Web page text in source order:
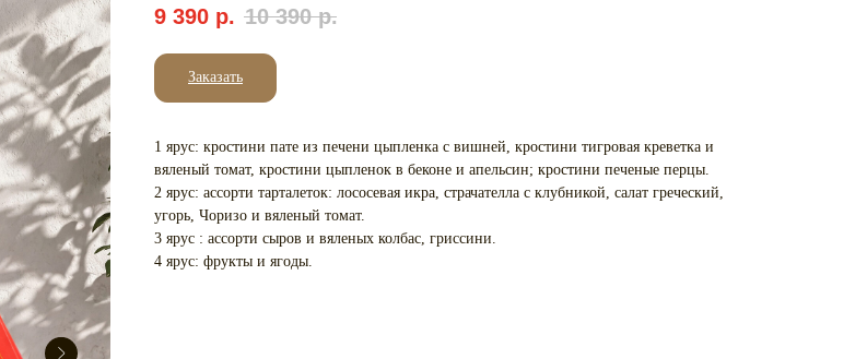
9 390 р. 10 390 р.
Заказать
1 ярус: кростини пате из печени цыпленка с вишней, кростини тигровая креветка и
вяленый томат, кростини цыпленок в беконе и апельсин; кростини печеные перцы.
2 ярус: ассорти тарталеток: лососевая икра, страчателла с клубникой, салат греческий,
угорь, Чоризо и вяленый томат.
3 ярус : ассорти сыров и вяленых колбас, гриссини.
4 ярус: фрукты и ягоды.